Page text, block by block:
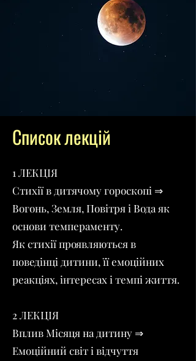
Список лекцій
1 ЛЕКЦІЯ
Стихії в дитячому гороскопі ⇒
Вогонь, Земля, Повітря і Вода як
основи темпераменту.
Як стихії проявляються в
поведінці дитини, її емоційних
реакціях, інтересах і темпі життя.
2 ЛЕКЦІЯ
Вплив Місяця на дитину ⇒
Емоційний світ і відчуття